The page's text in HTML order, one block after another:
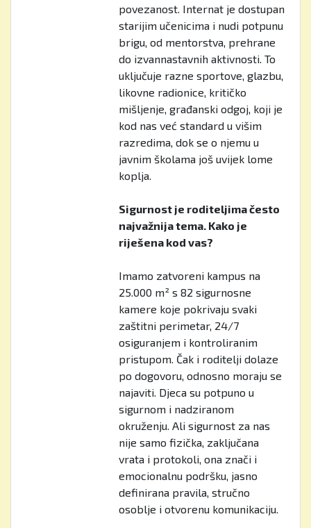
povezanost. Internat je dostupan
starijim učenicima i nudi potpunu
brigu, od mentorstva, prehrane
do izvannastavnih aktivnosti. To
uključuje razne sportove, glazbu,
likovne radionice, kritičko
mišljenje, građanski odgoj, koji je
kod nas već standard u višim
razredima, dok se o njemu u
javnim školama još uvijek lome
koplja.
Sigurnost je roditeljima često
najvažnija tema. Kako je
riješena kod vas?
Imamo zatvoreni kampus na
25.000 m² s 82 sigurnosne
kamere koje pokrivaju svaki
zaštitni perimetar, 24/7
osiguranjem i kontroliranim
pristupom. Čak i roditelji dolaze
po dogovoru, odnosno moraju se
najaviti. Djeca su potpuno u
sigurnom i nadziranom
okruženju. Ali sigurnost za nas
nije samo fizička, zaključana
vrata i protokoli, ona znači i
emocionalnu podršku, jasno
definirana pravila, stručno
osoblje i otvorenu komunikaciju.